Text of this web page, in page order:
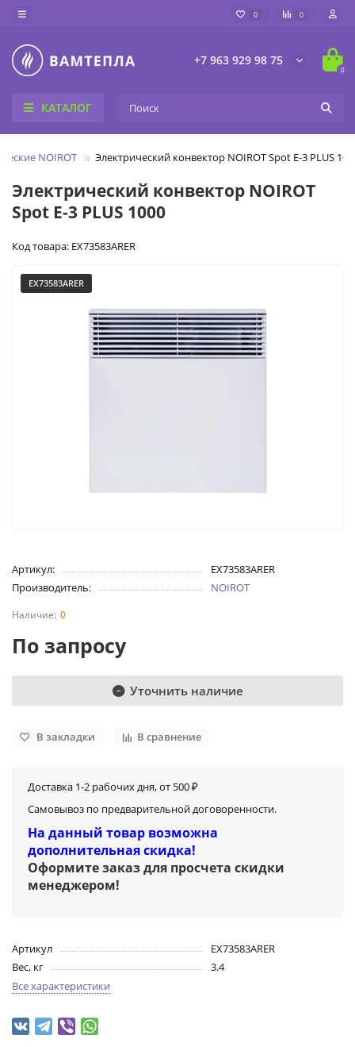
0 0
+7 963 929 98 75
0
КАТАЛОГ
NOIROT Электрический конвектор NOIROT Spot E-3 PLUS
Электрический конвектор NOIROT
Spot E-3 PLUS 1000
Код товара: EX73583ARER
EX73583ARER
Артикул:
EX73583ARER
Производитель:
NOIROT
0
По запросу
Уточнить наличие
В закладки В сравнение
Доставка 1-2 рабочих дня, от 500 ₽
Самовывоз по предварительной договоренности.
На данный товар возможна
дополнительная скидка!
Оформите заказ для просчета скидки
менеджером!
Артикул
EX73583ARER
Вес, кг
3.4
Все характеристики